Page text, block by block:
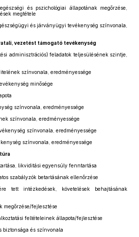
és pszichológiai állapotának megőrzése,
megtétele
és járványügyi tevékenység színvonala,
vezetést támogató tevékenység
adminisztrációs) feladatok teljesülésének szintje,
színvonala, eredményessége
minősége
színvonala, eredményessége
színvonala, eredményessége
színvonala, eredményessége
színvonala, eredményessége
likviditási egyensúly fenntartása
szabályzók betartásának ellenőrzése
tett intézkedések, követelések behajtásának
megőrzése/fejlesztése
feltételeinek állapota/fejlesztése
biztonsága és színvonala